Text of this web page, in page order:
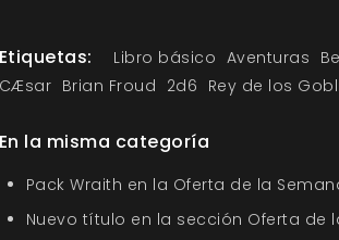
Libro básico Aventuras
Brian Froud 2d6 Rey de los
la misma categoría
Pack Wraith en la Oferta de la
Nuevo título en la sección Oferta de